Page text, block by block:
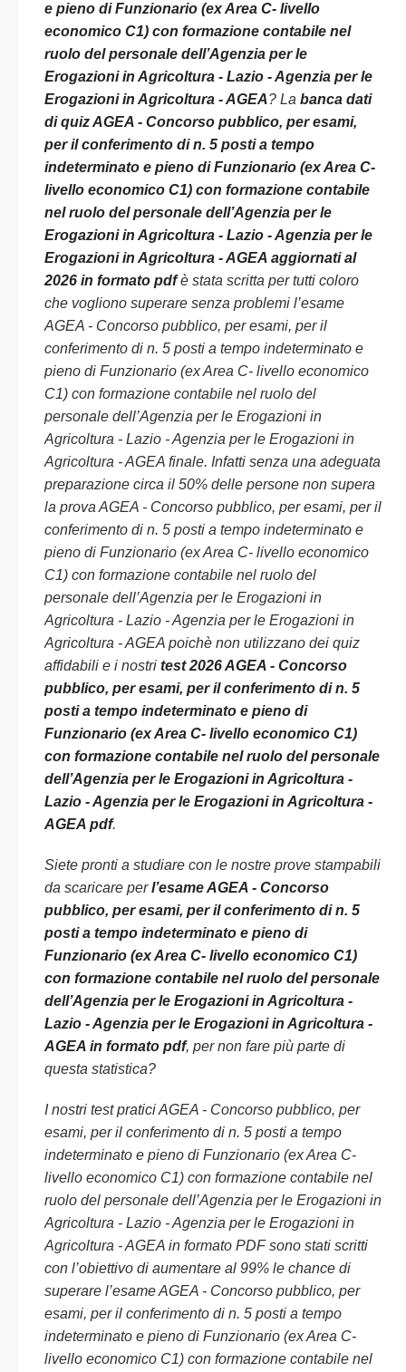
e pieno di Funzionario (ex Area C- livello
economico C1) con formazione contabile nel
ruolo del personale dell’Agenzia per le
Erogazioni in Agricoltura - Lazio - Agenzia per le
Erogazioni in Agricoltura - AGEA? La banca dati
di quiz AGEA - Concorso pubblico, per esami,
per il conferimento di n. 5 posti a tempo
indeterminato e pieno di Funzionario (ex Area C-
livello economico C1) con formazione contabile
nel ruolo del personale dell’Agenzia per le
Erogazioni in Agricoltura - Lazio - Agenzia per le
Erogazioni in Agricoltura - AGEA aggiornati al
2026 in formato pdfè stata scritta per tutti coloro
che vogliono superare senza problemi l’esame
AGEA - Concorso pubblico, per esami, per il
conferimento di n. 5 posti a tempo indeterminato e
pieno di Funzionario (ex Area C- livello economico
C1) con formazione contabile nel ruolo del
personale dell’Agenzia per le Erogazioni in
Agricoltura - Lazio - Agenzia per le Erogazioni in
Agricoltura - AGEA finale. Infatti senza una adeguata
preparazione circa il 50% delle persone non supera
la prova AGEA - Concorso pubblico, per esami, per il
conferimento di n. 5 posti a tempo indeterminato e
pieno di Funzionario (ex Area C- livello economico
C1) con formazione contabile nel ruolo del
personale dell’Agenzia per le Erogazioni in
Agricoltura - Lazio - Agenzia per le Erogazioni in
Agricoltura - AGEA poichè non utilizzano dei quiz
affidabili e i nostri test 2026 AGEA - Concorso
pubblico, per esami, per il conferimento di n. 5
posti a tempo indeterminato e pieno di
Funzionario (ex Area C- livello economico C1)
con formazione contabile nel ruolo del personale
dell’Agenzia per le Erogazioni in Agricoltura -
Lazio - Agenzia per le Erogazioni in Agricoltura -
AGEA pdf.
Siete pronti a studiare con le nostre prove stampabili
da scaricare perl’esame AGEA - Concorso
pubblico, per esami, per il conferimento di n. 5
posti a tempo indeterminato e pieno di
Funzionario (ex Area C- livello economico C1)
con formazione contabile nel ruolo del personale
dell’Agenzia per le Erogazioni in Agricoltura -
Lazio - Agenzia per le Erogazioni in Agricoltura -
AGEA in formato pdf, per non fare più parte di
questa statistica?
I nostri test pratici AGEA - Concorso pubblico, per
esami, per il conferimento di n. 5 posti a tempo
indeterminato e pieno di Funzionario (ex Area C-
livello economico C1) con formazione contabile nel
ruolo del personale dell’Agenzia per le Erogazioni in
Agricoltura - Lazio - Agenzia per le Erogazioni in
Agricoltura - AGEA in formato PDF sono stati scritti
con l’obiettivo di aumentare al 99% le chance di
superare l’esame AGEA - Concorso pubblico, per
esami, per il conferimento di n. 5 posti a tempo
indeterminato e pieno di Funzionario (ex Area C-
livello economico C1) con formazione contabile nel